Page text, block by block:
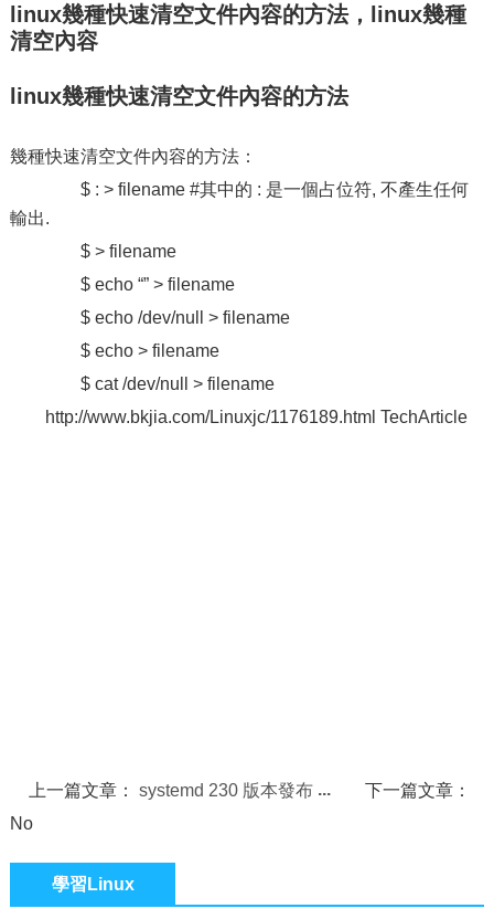
linux幾種快速清空文件內容的方法，linux幾種
清空內容
linux幾種快速清空文件內容的方法
幾種快速清空文件內容的方法：
$ : > filename #其中的 : 是一個占位符, 不產生任何
輸出.
$ > filename
$ echo “” > filename
$ echo /dev/null > filename
$ echo > filename
$ cat /dev/null > filename
http://www.bkjia.com/Linuxjc/1176189.html TechArticle
上一篇文章：systemd 230 版本發布
下一篇文章：
No
學習Linux